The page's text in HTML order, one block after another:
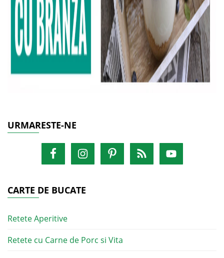
URMARESTE-NE
CARTE DE BUCATE
Retete Aperitive
Retete cu Carne de Porc si Vita